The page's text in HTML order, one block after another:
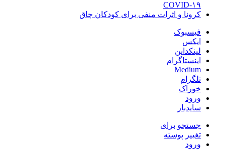
COVID-۱۹
کرونا و اثرات منفی برای کودکان چاق
فیسبوک
ایکس
لینکداین
اینستاگرام
Medium
تلگرام
خوراک
ورود
سایدبار
جستجو برای
تغییر پوسته
ورود